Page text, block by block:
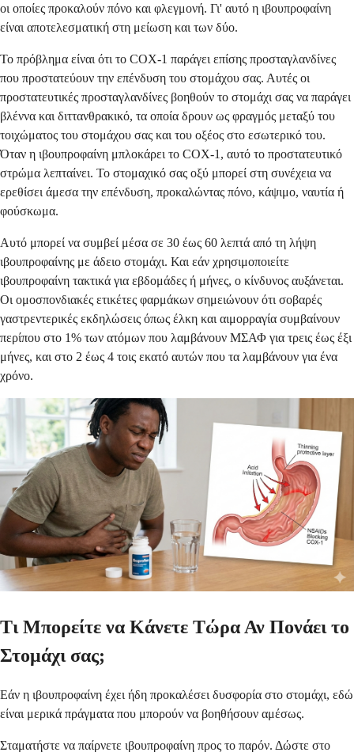
οι οποίες προκαλούν πόνο και φλεγμονή. Γι' αυτό η ιβουπροφαίνη
είναι αποτελεσματική στη μείωση και των δύο.
Το πρόβλημα είναι ότι το COX-1 παράγει επίσης προσταγλανδίνες
που προστατεύουν την επένδυση του στομάχου σας. Αυτές οι
προστατευτικές προσταγλανδίνες βοηθούν το στομάχι σας να παράγει
βλέννα και διττανθρακικό, τα οποία δρουν ως φραγμός μεταξύ του
τοιχώματος του στομάχου σας και του οξέος στο εσωτερικό του.
Όταν η ιβουπροφαίνη μπλοκάρει το COX-1, αυτό το προστατευτικό
στρώμα λεπταίνει. Το στομαχικό σας οξύ μπορεί στη συνέχεια να
ερεθίσει άμεσα την επένδυση, προκαλώντας πόνο, κάψιμο, ναυτία ή
φούσκωμα.
Αυτό μπορεί να συμβεί μέσα σε 30 έως 60 λεπτά από τη λήψη
ιβουπροφαίνης με άδειο στομάχι. Και εάν χρησιμοποιείτε
ιβουπροφαίνη τακτικά για εβδομάδες ή μήνες, ο κίνδυνος αυξάνεται.
Οι ομοσπονδιακές ετικέτες φαρμάκων σημειώνουν ότι σοβαρές
γαστρεντερικές εκδηλώσεις όπως έλκη και αιμορραγία συμβαίνουν
περίπου στο 1% των ατόμων που λαμβάνουν ΜΣΑΦ για τρεις έως έξι
μήνες, και στο 2 έως 4 τοις εκατό αυτών που τα λαμβάνουν για ένα
χρόνο.
Τι Μπορείτε να Κάνετε Τώρα Αν Πονάει το
Στομάχι σας;
Εάν η ιβουπροφαίνη έχει ήδη προκαλέσει δυσφορία στο στομάχι, εδώ
είναι μερικά πράγματα που μπορούν να βοηθήσουν αμέσως.
Σταματήστε να παίρνετε ιβουπροφαίνη προς το παρόν. Δώστε στο